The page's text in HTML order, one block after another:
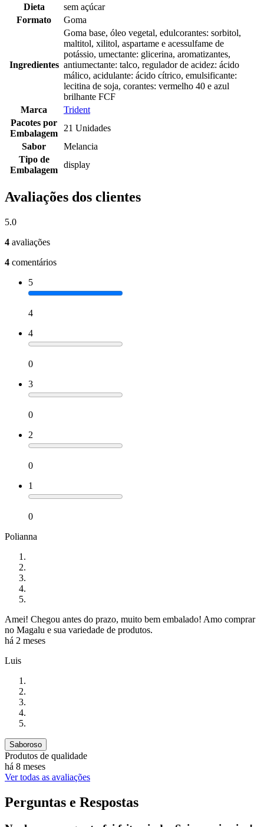
Dieta
sem açúcar
Formato
Goma
Ingredientes
Goma base, óleo vegetal, edulcorantes: sorbitol,
maltitol, xilitol, aspartame e acessulfame de
potássio, umectante: glicerina, aromatizantes,
antiumectante: talco, regulador de acidez: ácido
málico, acidulante: ácido cítrico, emulsificante:
lecitina de soja, corantes: vermelho 40 e azul
brilhante FCF
Marca
Trident
Pacotes por
Embalagem
21 Unidades
Sabor
Melancia
Tipo de
Embalagem
display
Avaliações dos clientes
5.0
4 avaliações
4 comentários
5
4
4
0
3
0
2
0
1
0
Polianna
Amei! Chegou antes do prazo, muito bem embalado! Amo comprar
no Magalu e sua variedade de produtos.
há 2 meses
Luis
Saboroso
Produtos de qualidade
há 8 meses
Ver todas as avaliações
Perguntas e Respostas